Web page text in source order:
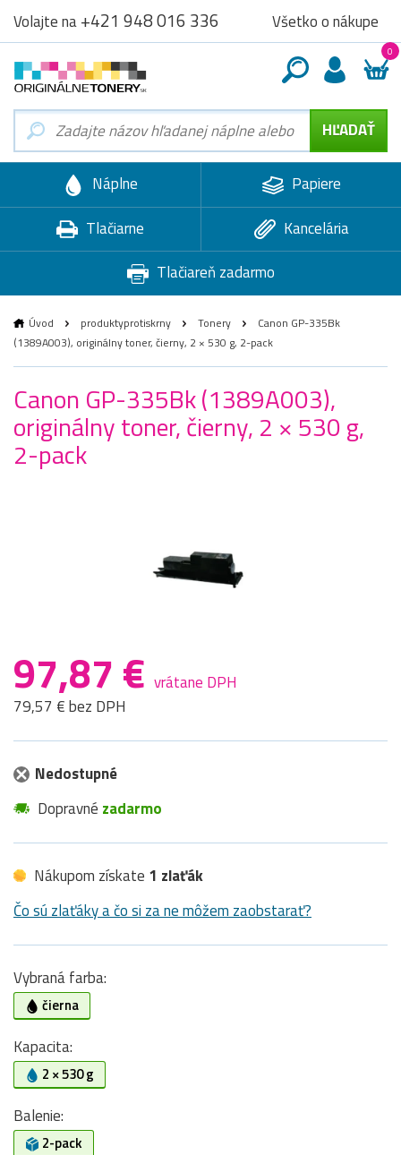
Volajte na+421 948 016 336 Všetko o nákupe
0
Náplne
Papiere
Tlačiarne
Kancelária
Tlačiareň zadarmo
Úvod produktyprotiskrny Tonery
Canon GP-335Bk
(1389A003), originálny toner, čierny, 2 × 530 g, 2-pack
Canon GP-335Bk (1389A003),
originálny toner, čierny, 2 × 530 g,
2-pack
97,87 € vrátane DPH
79,57 € bez DPH
Nedostupné
Dopravné zadarmo
Nákupom získate 1 zlaťák
Čo sú zlaťáky a čo si za ne môžem zaobstarať?
Vybraná farba:
čierna
Kapacita:
2 × 530 g
Balenie:
2-pack